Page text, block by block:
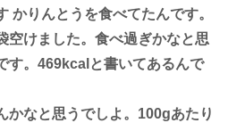
かりんとうを食べてたんです。
空けました。食べ過ぎかなと思
す。469kcalと書いてあるんで
かなと思うでしよ。100gあたり